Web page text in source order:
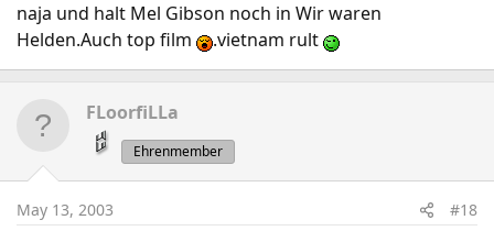
naja und halt Mel Gibson noch in Wir waren
Helden.Auch top film
.vietnam rult
FLoorfiLLa
Ehrenmember
May 13, 2003 #18